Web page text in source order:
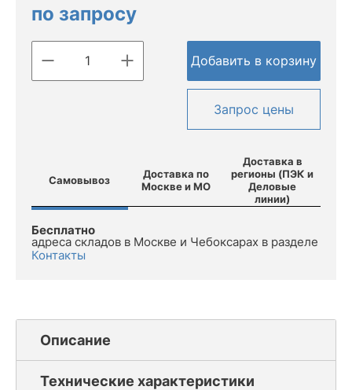
по запросу
Добавить в корзину
Запрос цены
Самовывоз
Доставка по
Москве и МО
Доставка в
регионы (ПЭК и
Деловые
линии)
Бесплатно
адреса складов в Москве и Чебоксарах в разделе
Контакты
Описание
Технические характеристики